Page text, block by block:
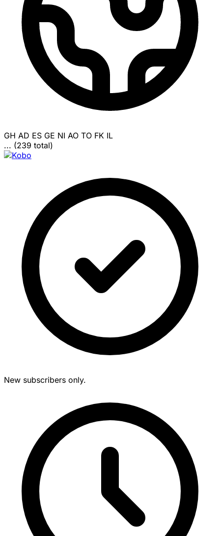
GH AD ES GE NI AO TO FK IL
... (239 total)
New subscribers only.